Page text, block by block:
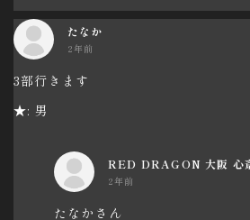
たなか
2年前
3部行きます
★: 男
RED DRAGON 大阪 心
2年前
たなかさん